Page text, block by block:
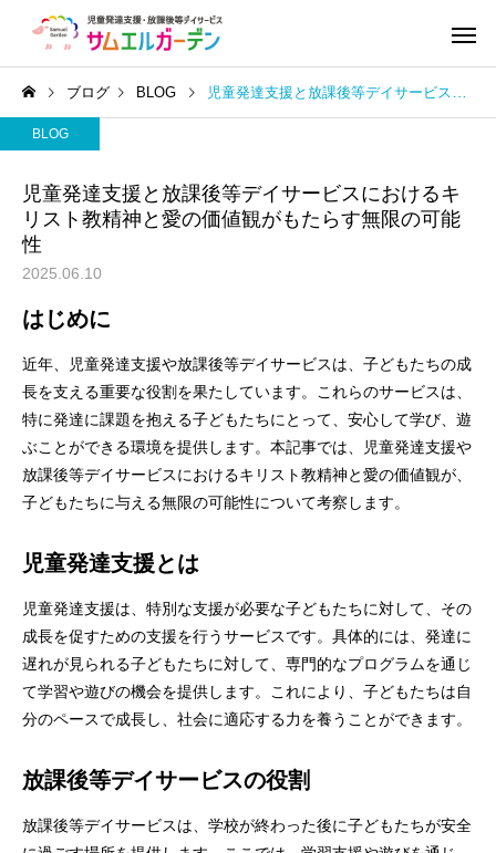
ブログ BLOG 児童発達支援と放課後等デイサービスにおけるキリスト教精神と愛の価値観がもたらす無限の可能性
BLOG
児童発達支援と放課後等デイサービスにおけるキ
リスト教精神と愛の価値観がもたらす無限の可能
性
2025.06.10
はじめに
近年、児童発達支援や放課後等デイサービスは、子どもたちの成
長を支える重要な役割を果たしています。これらのサービスは、
特に発達に課題を抱える子どもたちにとって、安心して学び、遊
ぶことができる環境を提供します。本記事では、児童発達支援や
放課後等デイサービスにおけるキリスト教精神と愛の価値観が、
子どもたちに与える無限の可能性について考察します。
児童発達支援とは
児童発達支援は、特別な支援が必要な子どもたちに対して、その
成長を促すための支援を行うサービスです。具体的には、発達に
遅れが見られる子どもたちに対して、専門的なプログラムを通じ
て学習や遊びの機会を提供します。これにより、子どもたちは自
分のペースで成長し、社会に適応する力を養うことができます。
放課後等デイサービスの役割
放課後等デイサービスは、学校が終わった後に子どもたちが安全